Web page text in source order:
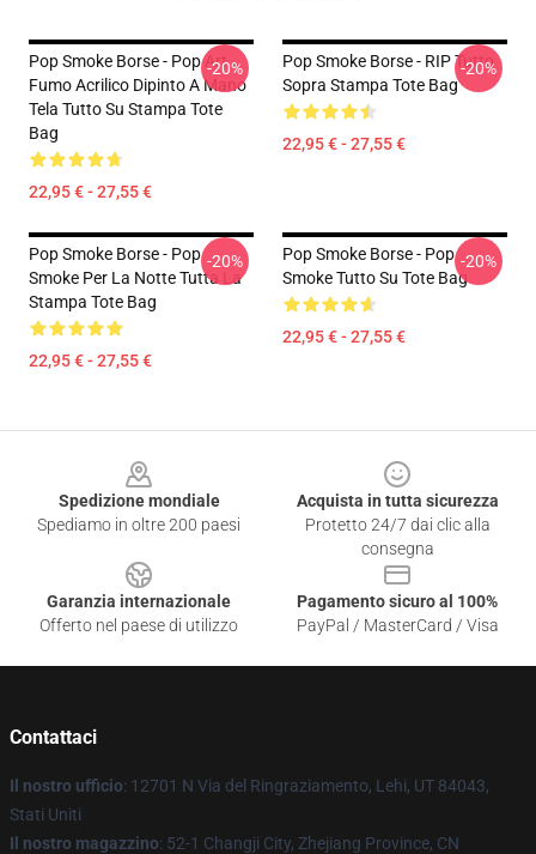
Pop Smoke Borse - Pop Art
Fumo Acrilico Dipinto A Mano
Tela Tutto Su Stampa Tote
Bag
22,95 € - 27,55 €
-20%
Pop Smoke Borse - RIP Tutto
Sopra Stampa Tote Bag
22,95 € - 27,55 €
-20%
Pop Smoke Borse - Pop
Smoke Per La Notte Tutta La
Stampa Tote Bag
22,95 € - 27,55 €
-20%
Pop Smoke Borse - Pop
Smoke Tutto Su Tote Bag
22,95 € - 27,55 €
-20%
Spedizione mondiale
Spediamo in oltre 200 paesi
Acquista in tutta sicurezza
Protetto 24/7 dai clic alla
consegna
Garanzia internazionale
Offerto nel paese di utilizzo
Pagamento sicuro al 100%
PayPal / MasterCard / Visa
Contattaci
Il nostro ufficio: 12701 N Via del Ringraziamento, Lehi, UT 84043,
Stati Uniti
Il nostro magazzino: 52-1 Changji City, Zhejiang Province, CN